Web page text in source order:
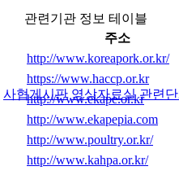
사협게시판 영상자료실 관련
관련기관 정보 테이블
주소
http://www.koreapork.or.kr/
https://www.haccp.or.kr
http://www.ekape.or.kr
http://www.ekapepia.com
http://www.poultry.or.kr/
http://www.kahpa.or.kr/